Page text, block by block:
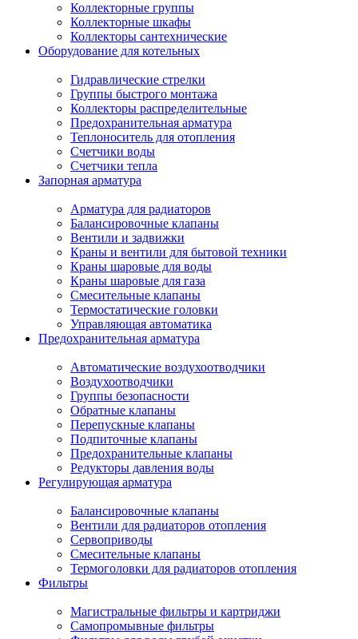
Коллекторные группы
Коллекторные шкафы
Коллекторы сантехнические
Оборудование для котельных
Гидравлические стрелки
Группы быстрого монтажа
Коллекторы распределительные
Предохранительная арматура
Теплоноситель для отопления
Счетчики воды
Счетчики тепла
Запорная арматура
Арматура для радиаторов
Балансировочные клапаны
Вентили и задвижки
Краны и вентили для бытовой техники
Краны шаровые для воды
Краны шаровые для газа
Смесительные клапаны
Термостатические головки
Управляющая автоматика
Предохранительная арматура
Автоматические воздухоотводчики
Воздухоотводчики
Группы безопасности
Обратные клапаны
Перепускные клапаны
Подпиточные клапаны
Предохранительные клапаны
Редукторы давления воды
Регулирующая арматура
Балансировочные клапаны
Вентили для радиаторов отопления
Сервоприводы
Смесительные клапаны
Термоголовки для радиаторов отопления
Фильтры
Магистральные фильтры и картриджи
Самопромывные фильтры